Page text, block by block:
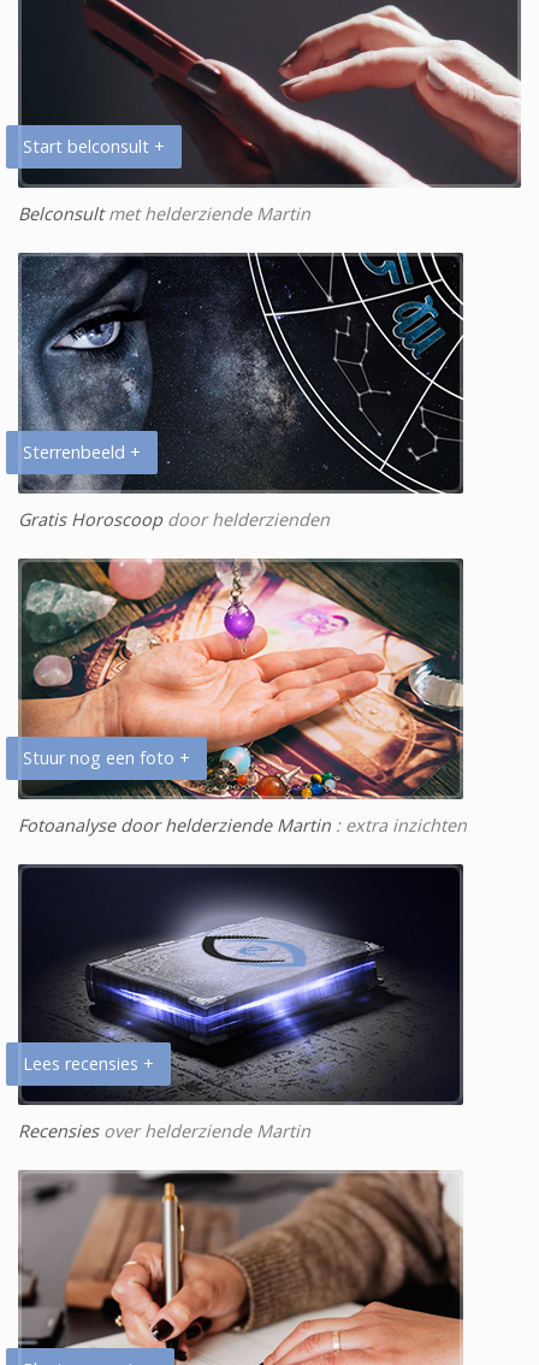
Start belconsult +
Belconsultmet helderziende Martin
Sterrenbeeld +
Gratis Horoscoopdoor helderzienden
Stuur nog een foto +
Fotoanalyse door helderziende Martin : extra inzichten
Lees recensies +
Recensiesover helderziende Martin